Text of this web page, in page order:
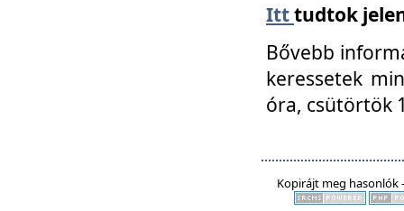
Itttudtok
Bővebb
keressetek
óra, csütörtök
Kopirájt meg hasonlók